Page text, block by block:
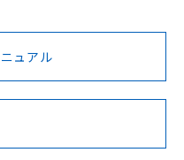
く前に、以下を必ずお読
BV型式承認
（フランス
KR型式
（韓国
No No
ュアル